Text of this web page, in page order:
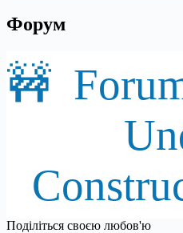
Форум
🚧
Поділіться своєю любов'ю